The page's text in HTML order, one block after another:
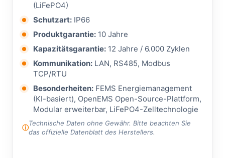
(LiFePO4)
Schutzart: IP66
Produktgarantie: 10 Jahre
Kapazitätsgarantie: 12 Jahre / 6.000 Zyklen
Kommunikation: LAN, RS485, Modbus
TCP/RTU
Besonderheiten: FEMS Energiemanagement
(KI-basiert), OpenEMS Open-Source-Plattform,
Modular erweiterbar, LiFePO4-Zelltechnologie
Technische Daten ohne Gewähr. Bitte beachten Sie
das offizielle Datenblatt des Herstellers.